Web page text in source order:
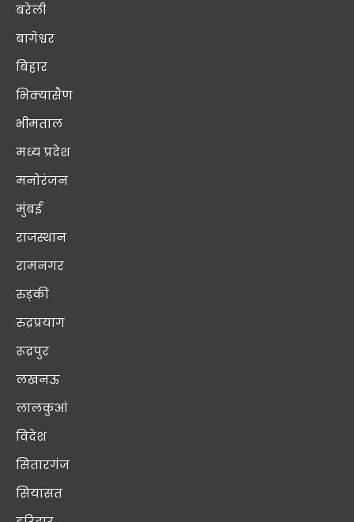
बरेली
बागेश्वर
बिहार
भिक्यासैण
भीमताल
मध्य प्रदेश
मनोरंजन
मुंबई
राजस्थान
रामनगर
रुड़की
रुद्रप्रयाग
रूद्रपुर
लखनऊ
लालकुआं
विदेश
सितारगंज
सियासत